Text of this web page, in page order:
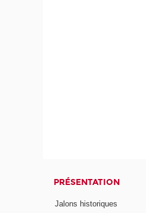
PRÉSENTATION
Jalons historiques